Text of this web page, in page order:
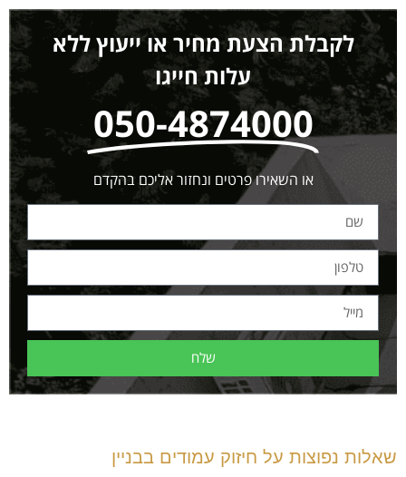
לקבלת הצעת מחיר או ייעוץ ללא
עלות חייגו
050-4874000
או השאירו פרטים ונחזור אליכם בהקדם
שלח
שאלות נפוצות על חיזוק עמודים בבניין